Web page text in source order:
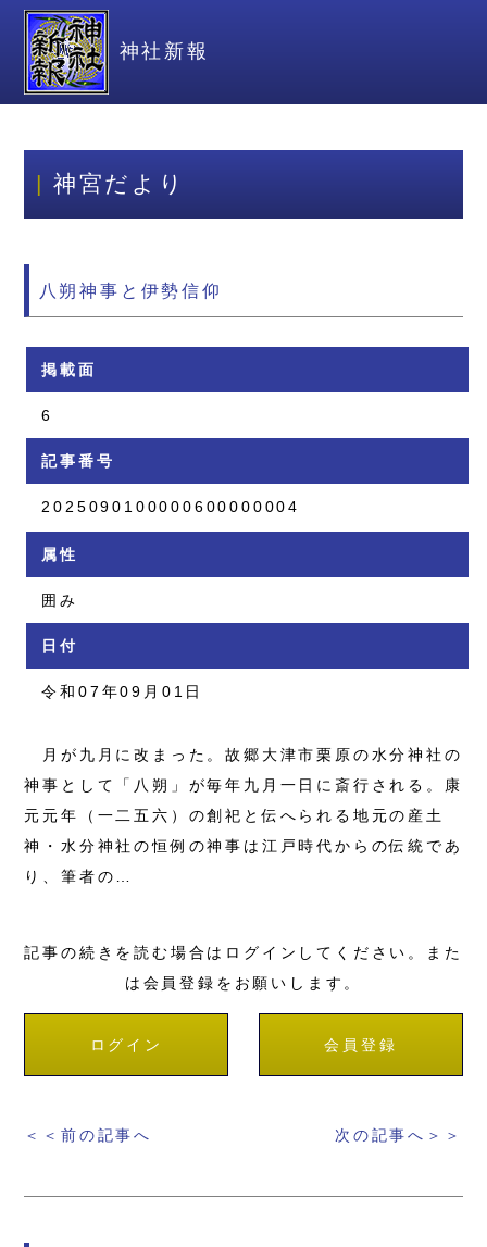
神社新報
神宮だより
八朔神事と伊勢信仰
掲載面
6
記事番号
2025090100000600000004
属性
囲み
日付
令和07年09月01日
月が九月に改まった。故郷大津市栗原の水分神社の
神事として「八朔」が毎年九月一日に斎行される。康
元元年（一二五六）の創祀と伝へられる地元の産土
神・水分神社の恒例の神事は江戸時代からの伝統であ
り、筆者の…
記事の続きを読む場合はログインしてください。また
は会員登録をお願いします。
ログイン 会員登録
＜＜前の記事へ 次の記事へ＞＞